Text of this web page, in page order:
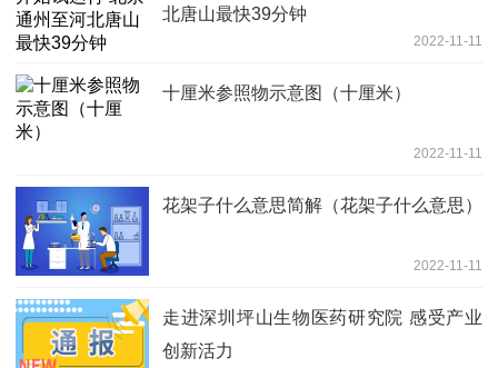
北唐山最快39分钟
2022-11-11
十厘米参照物示意图（十厘米）
2022-11-11
花架子什么意思简解（花架子什么意思）
2022-11-11
走进深圳坪山生物医药研究院 感受产业
创新活力